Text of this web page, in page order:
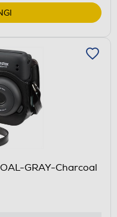
GRAY-Charcoal